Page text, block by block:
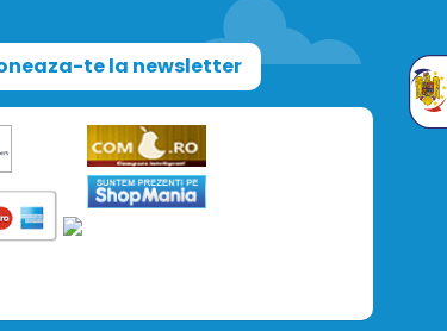
te la newsletter